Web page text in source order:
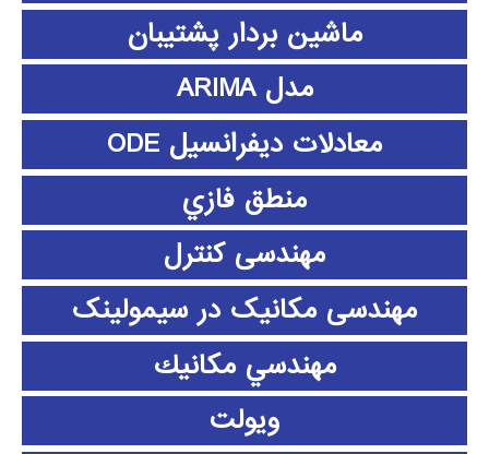
ماشین بردار پشتیبان
مدل ARIMA
معادلات دیفرانسیل ODE
منطق فازي
مهندسی کنترل
مهندسی مکانیک در سیمولینک
مهندسي مكانيك
ویولت